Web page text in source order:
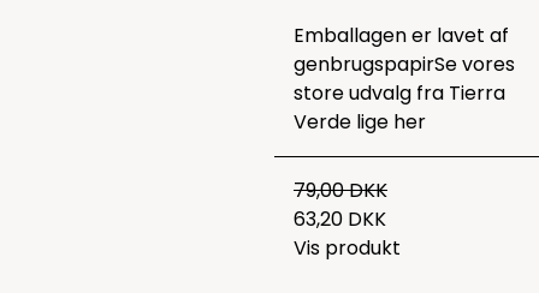
Emballagen er lavet af
genbrugspapirSe vores
store udvalg fra Tierra
Verde lige her
79,00 DKK
63,20 DKK
Vis produkt